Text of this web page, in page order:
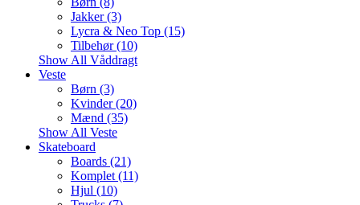
Jakker (3)
Lycra & Neo Top (15)
Tilbehør (10)
Show All Våddragt
Veste
Børn (3)
Kvinder (20)
Mænd (35)
Show All Veste
Skateboard
Boards (21)
Komplet (11)
Hjul (10)